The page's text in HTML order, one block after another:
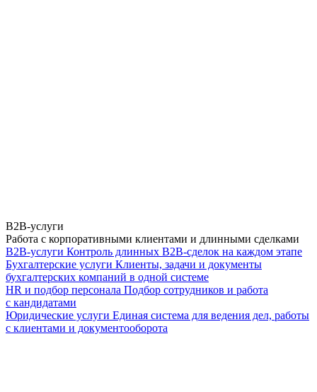
B2B-услуги
Работа с корпоративными клиентами и длинными сделками
B2B-услуги Контроль длинных B2B-сделок на каждом этапе
Бухгалтерские услуги Клиенты, задачи и документы
бухгалтерских компаний в одной системе
HR и подбор персонала Подбор сотрудников и работа
с кандидатами
Юридические услуги Единая система для ведения дел, работы
с клиентами и документооборота